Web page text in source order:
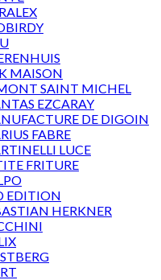
MAISON
SAINT MICHEL
EZCARAY
DE DIGOIN
FABRE
LUCE
FRITURE
EDITION
HERKNER